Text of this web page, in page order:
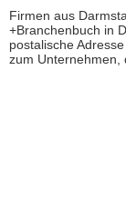
Firmen aus
+Branchenbuch in
postalische
zum Unternehmen,